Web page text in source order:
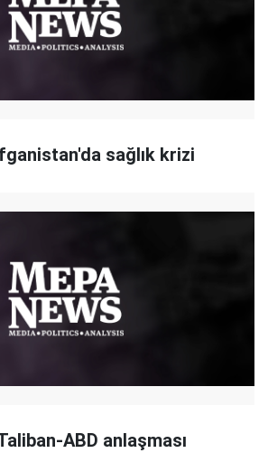
sağlık krizi
ABD anlaşması